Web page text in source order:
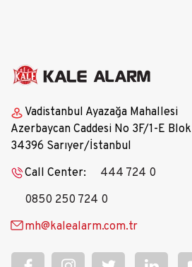
Vadistanbul Ayazağa Mahallesi
Azerbaycan Caddesi No 3F/1-E Blok
34396 Sarıyer/İstanbul
Call Center:
444 724 0
0850 250 724 0
mh@kalealarm.com.tr